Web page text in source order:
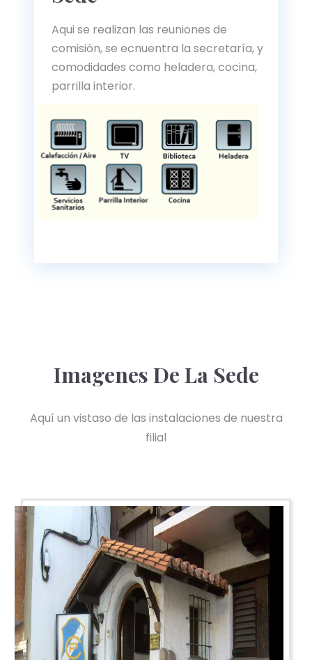
Aqui se realizan las reuniones de
comisión, se ecnuentra la secretaría, y
comodidades como heladera, cocina,
parrilla interior.
Imagenes De La Sede
Aquí un vistaso de las instalaciones de nuestra
filial